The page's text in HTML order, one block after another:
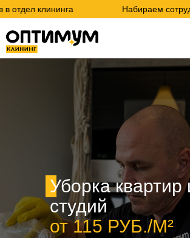
Набираем сотрудников в
Уборка квартир
студий
от 115 РУБ./М²